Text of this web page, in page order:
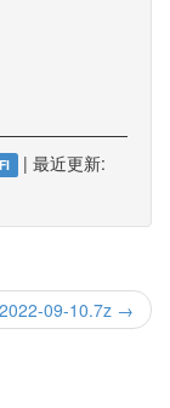
| 最近更新:
09-10.7z →